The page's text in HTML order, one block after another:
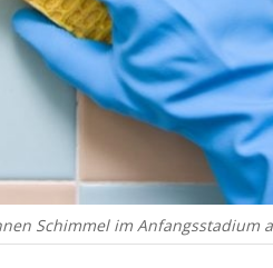
Schimmel im Anfangsstadium